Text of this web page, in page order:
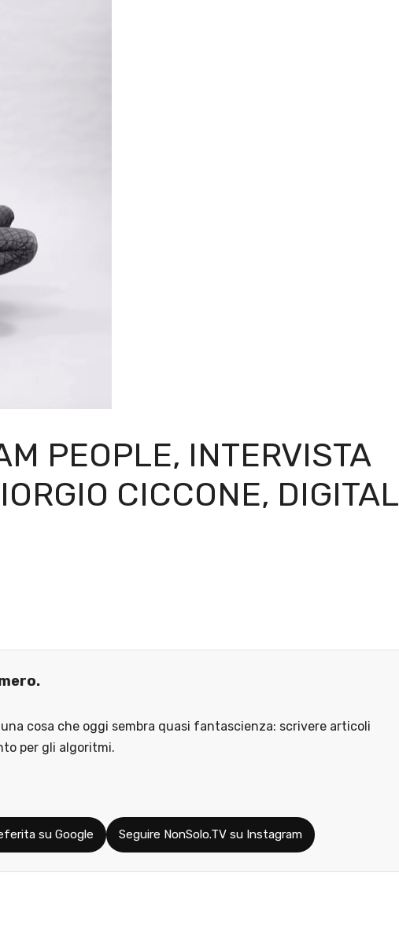
PEOPLE, INTERVISTA
CICCONE, DIGITAL
cosa che oggi sembra quasi fantascienza: scrivere articoli
per gli algoritmi.
su Google Seguire NonSolo.TV su Instagram